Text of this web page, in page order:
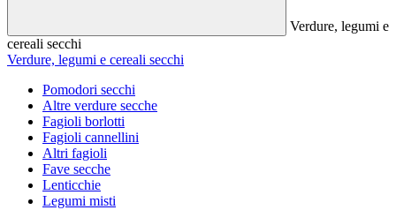
Verdure, legumi e
cereali secchi
Verdure, legumi e cereali secchi
Pomodori secchi
Altre verdure secche
Fagioli borlotti
Fagioli cannellini
Altri fagioli
Fave secche
Lenticchie
Legumi misti